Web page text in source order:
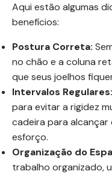
Aqui estão algumas
benefícios:
Postura Correta:
no chão e a coluna
que seus joelhos
Intervalos Regulares:
para evitar a rigidez
cadeira para
esforço.
Organização do
trabalho organizado,